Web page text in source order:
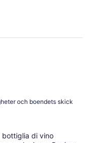
och boendets skick
bottiglia di vino